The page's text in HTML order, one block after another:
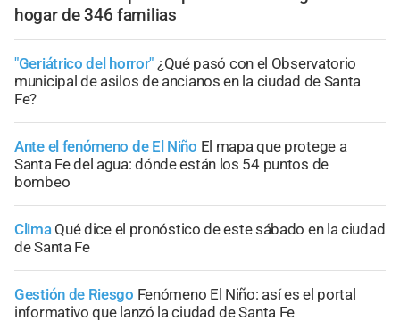
hogar de 346 familias
"Geriátrico del horror" ¿Qué pasó con el Observatorio
municipal de asilos de ancianos en la ciudad de Santa
Fe?
Ante el fenómeno de El Niño El mapa que protege a
Santa Fe del agua: dónde están los 54 puntos de
bombeo
Clima Qué dice el pronóstico de este sábado en la ciudad
de Santa Fe
Gestión de Riesgo Fenómeno El Niño: así es el portal
informativo que lanzó la ciudad de Santa Fe